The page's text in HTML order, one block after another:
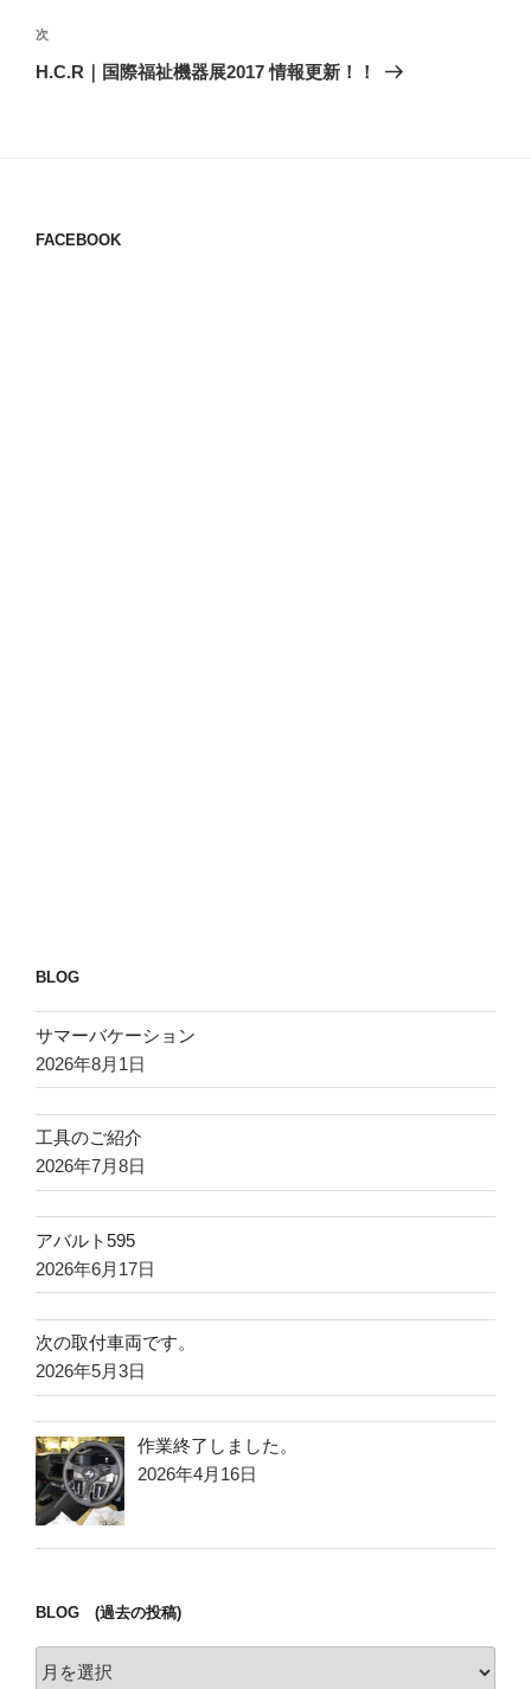
ビ
ゲ
投
稿
次
の
次
H.C.R｜国際福祉機器展2017 情報更新！！
FACEBOOK
BLOG
サマーバケーション
2026年8月1日
工具のご紹介
2026年7月8日
アバルト595
2026年6月17日
次の取付車両です。
2026年5月3日
作業終了しました。
2026年4月16日
BLOG (過去の投稿)
BLOG